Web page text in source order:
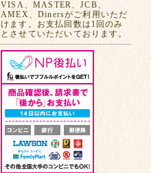
VISA、MASTER、JCB、
AMEX、Dinersがご利用いただ
けます。お支払回数は1回のみ
とさせていただいております。